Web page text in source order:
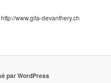
www.gita-devanthery.ch
par WordPress